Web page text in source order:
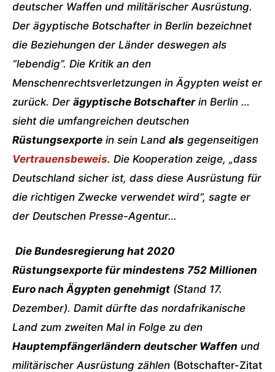
deutscher Waffen und militärischer Ausrüstung.
Der ägyptische Botschafter in Berlin bezeichnet
die Beziehungen der Länder deswegen als
“lebendig”. Die Kritik an den
Menschenrechtsverletzungen in Ägypten weist er
zurück. Der ägyptische Botschafterin Berlin …
sieht die umfangreichen deutschen
Rüstungsexporte in sein Land als gegenseitigen
Vertrauensbeweis. Die Kooperation zeige, „dass
Deutschland sicher ist, dass diese Ausrüstung für
die richtigen Zwecke verwendet wird“, sagte er
der Deutschen Presse-Agentur…
Die Bundesregierung hat 2020
Rüstungsexporte für mindestens 752 Millionen
Euro nach Ägypten genehmigt (Stand 17.
Dezember). Damit dürfte das nordafrikanische
Land zum zweiten Mal in Folge zu den
Hauptempfängerländern deutscher Waffen und
militärischer Ausrüstung zählen (Botschafter-Zitat